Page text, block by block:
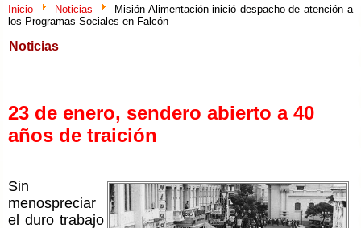
Inicio Noticias
Misión Alimentación inició despacho de atención a
los Programas Sociales en Falcón
Noticias
23 de enero, sendero abierto a 40
años de traición
Sin
menospreciar
el duro trabajo